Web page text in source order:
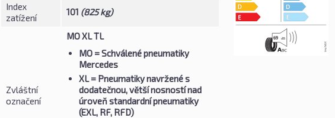
Index
zatížení
101 (825 kg)
Zvláštní
označení
MO XL TL
MO= Schválené pneumatiky
Mercedes
XL= Pneumatiky navržené s
dodatečnou, větší nosností nad
úroveň standardní pneumatiky
(EXL, RF, RFD)